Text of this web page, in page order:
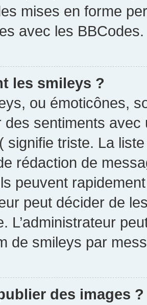
mises en forme
avec les BBCodes.
les smileys ?
ou émoticônes,
des sentiments
signifie triste. La
rédaction de
peuvent
peut décider de
L’administrateur
de smileys par
des images ?